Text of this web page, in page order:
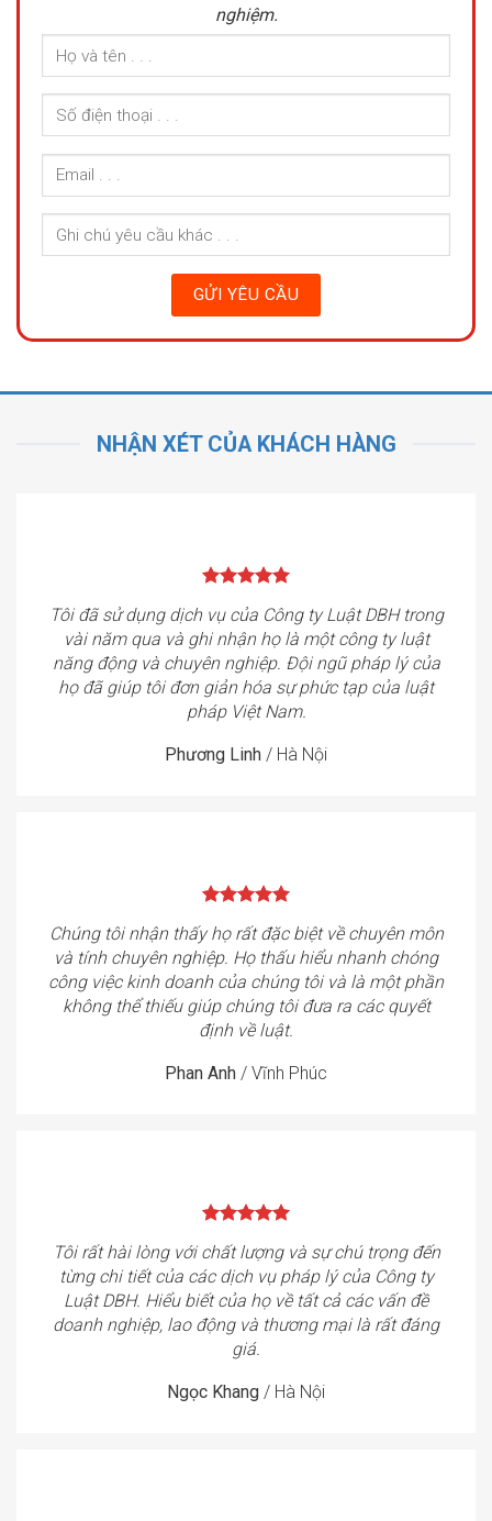
nghiệm.
NHẬN XÉT CỦA KHÁCH HÀNG
Tôi đã sử dụng dịch vụ của Công ty Luật DBH trong
vài năm qua và ghi nhận họ là một công ty luật
năng động và chuyên nghiệp. Đội ngũ pháp lý của
họ đã giúp tôi đơn giản hóa sự phức tạp của luật
pháp Việt Nam.
Phương Linh / Hà Nội
Chúng tôi nhận thấy họ rất đặc biệt về chuyên môn
và tính chuyên nghiệp. Họ thấu hiểu nhanh chóng
công việc kinh doanh của chúng tôi và là một phần
không thể thiếu giúp chúng tôi đưa ra các quyết
định về luật.
Phan Anh / Vĩnh Phúc
Tôi rất hài lòng với chất lượng và sự chú trọng đến
từng chi tiết của các dịch vụ pháp lý của Công ty
Luật DBH. Hiểu biết của họ về tất cả các vấn đề
doanh nghiệp, lao động và thương mại là rất đáng
giá.
Ngọc Khang / Hà Nội